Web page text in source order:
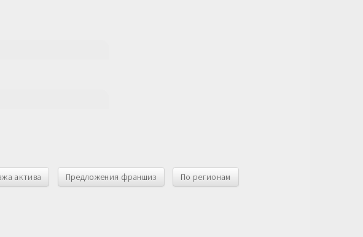
актива Предложения франшиз По регионам